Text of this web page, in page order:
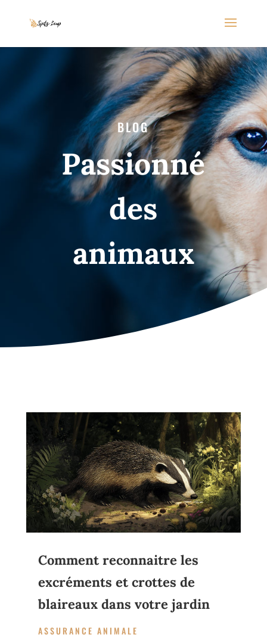
BLOG
Passionné
des
animaux
Comment reconnaitre les
excréments et crottes de
blaireaux dans votre jardin
ASSURANCE ANIMALE